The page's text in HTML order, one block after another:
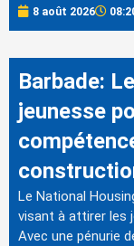
8 août 2026
Barbade:
jeunesse
Le National
visant à attirer les
Avec une pénurie